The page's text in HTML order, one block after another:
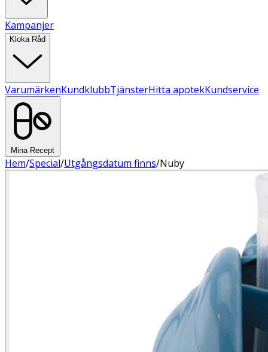
Kampanjer
Kloka Råd
VarumärkenKundklubbTjänsterHitta apotekKundservice
Mina Recept
Hem/Special/Utgångsdatum finns/Nuby